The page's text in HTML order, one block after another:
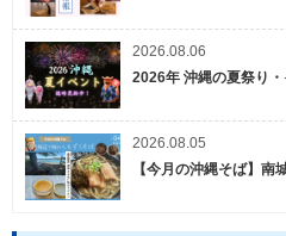
2026.08.06
2026年 沖縄の夏祭り
2026.08.05
【今月の沖縄そば】南